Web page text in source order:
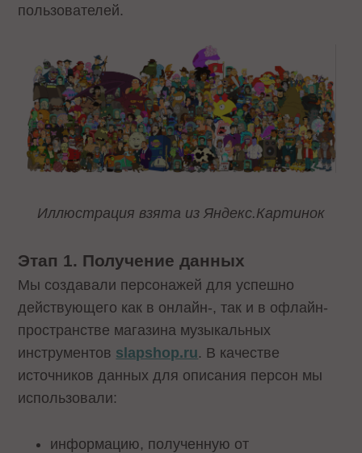
пользователей.
Иллюстрация взята из Яндекс.Картинок
Этап 1. Получение данных
Мы создавали персонажей для успешно
действующего как в онлайн-, так и в офлайн-
пространстве магазина музыкальных
инструментов slapshop.ru. В качестве
источников данных для описания персон мы
использовали:
информацию, полученную от